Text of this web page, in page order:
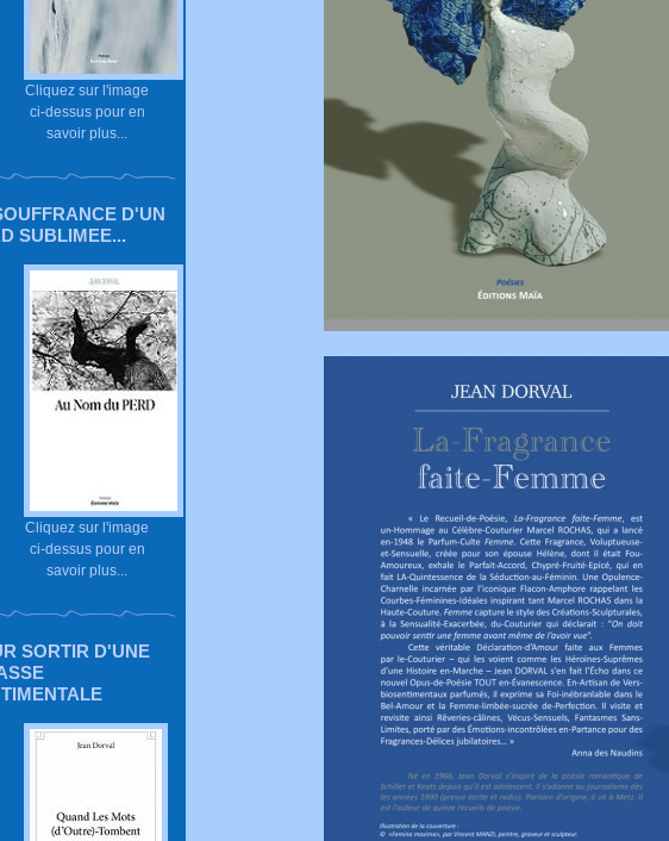
Cliquez sur l'image
ci-dessus pour en
savoir plus...
D'UN
SUBLIMEE...
Cliquez sur l'image
ci-dessus pour en
savoir plus...
SORTIR D'UNE